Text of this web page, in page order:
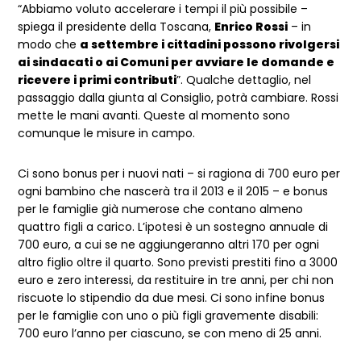
“Abbiamo voluto accelerare i tempi il più possibile –
spiega il presidente della Toscana, Enrico Rossi – in
modo che a settembre i cittadini possono rivolgersi
ai sindacati o ai Comuni per avviare le domande e
ricevere i primi contributi”. Qualche dettaglio, nel
passaggio dalla giunta al Consiglio, potrà cambiare. Rossi
mette le mani avanti. Queste al momento sono
comunque le misure in campo.
Ci sono bonus per i nuovi nati – si ragiona di 700 euro per
ogni bambino che nascerà tra il 2013 e il 2015 – e bonus
per le famiglie già numerose che contano almeno
quattro figli a carico. L’ipotesi è un sostegno annuale di
700 euro, a cui se ne aggiungeranno altri 170 per ogni
altro figlio oltre il quarto. Sono previsti prestiti fino a 3000
euro e zero interessi, da restituire in tre anni, per chi non
riscuote lo stipendio da due mesi. Ci sono infine bonus
per le famiglie con uno o più figli gravemente disabili:
700 euro l’anno per ciascuno, se con meno di 25 anni.